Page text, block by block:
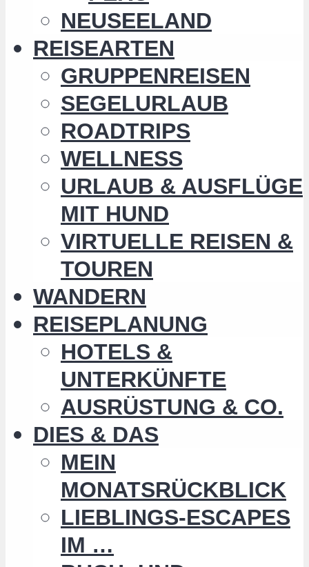
NEUSEELAND
REISEARTEN
GRUPPENREISEN
SEGELURLAUB
ROADTRIPS
WELLNESS
URLAUB & AUSFLÜGE
MIT HUND
VIRTUELLE REISEN &
TOUREN
WANDERN
REISEPLANUNG
HOTELS &
UNTERKÜNFTE
AUSRÜSTUNG & CO.
DIES & DAS
MEIN
MONATSRÜCKBLICK
LIEBLINGS-ESCAPES
IM …